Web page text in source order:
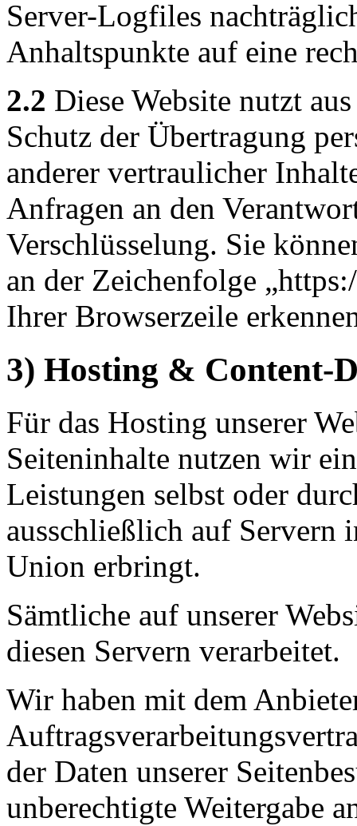
Server-Logfiles
Anhaltspunkte auf eine
2.2 Diese Website nutzt
Schutz der Übertragung
anderer vertraulicher
Anfragen an den
Verschlüsselung. Sie
an der Zeichenfolge
Ihrer Browserzeile
3) Hosting & Content-
Für das Hosting unserer
Seiteninhalte nutzen wir
Leistungen selbst oder
ausschließlich auf Servern
Union erbringt.
Sämtliche auf unserer
diesen Servern verarbeitet.
Wir haben mit dem
der Daten unserer
unberechtigte Weitergabe